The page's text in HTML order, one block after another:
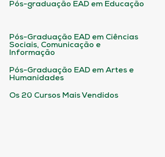
Pós-graduação EAD em Educação
Pós-Graduação EAD em Ciências
Sociais, Comunicação e
Informação
Pós-Graduação EAD em Artes e
Humanidades
Os 20 Cursos Mais Vendidos